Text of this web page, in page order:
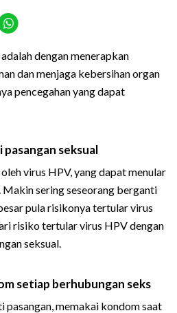
dengan menerapkan
dan menjaga kebersihan organ
pencegahan yang dapat
seksual
virus HPV, yang dapat menular
Makin sering seseorang berganti
pula risikonya tertular virus
risiko tertular virus HPV dengan
seksual.
setiap berhubungan seks
memakai kondom saat